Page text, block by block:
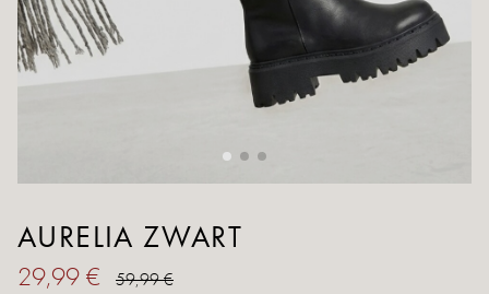
AURELIA ZWART
29,99 € 59,99 €